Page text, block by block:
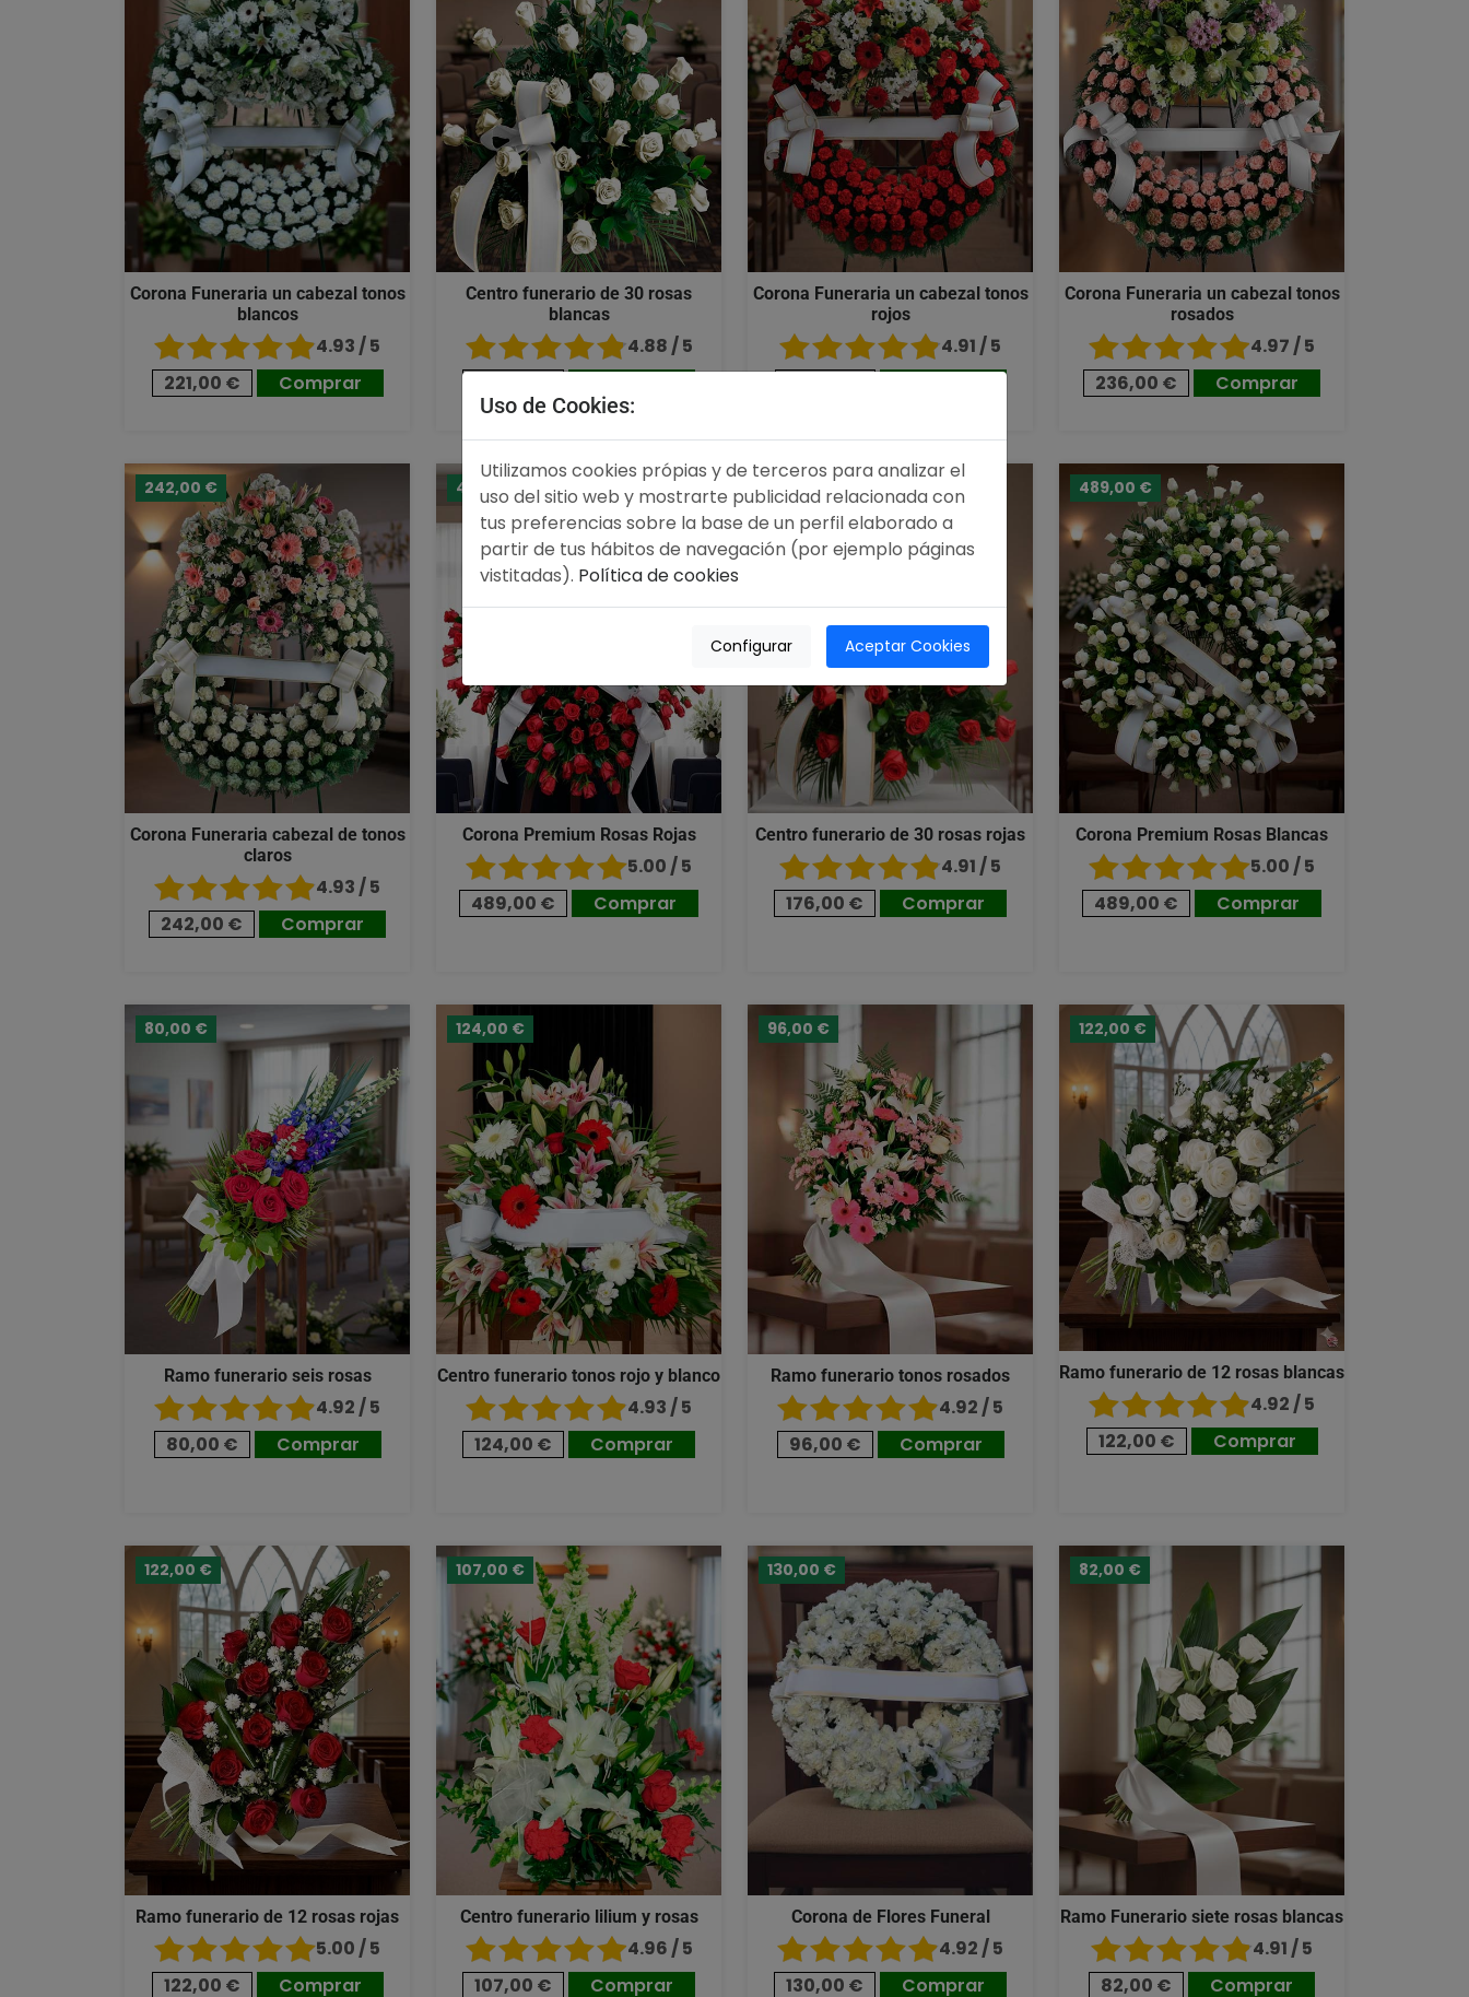
Corona Funeraria un cabezal tonos
blancos
4.93 / 5
221,00 €
Comprar
Centro funerario de 30 rosas
blancas
4.88 / 5
Corona Funeraria un cabezal tonos
rojos
4.91 / 5
Corona Funeraria un cabezal tonos
rosados
4.97 / 5
236,00 €
Comprar
242,00 €
Corona Funeraria cabezal de tonos
claros
4.93 / 5
242,00 €
Comprar
489,00 €
Corona Premium Rosas Rojas
5.00 / 5
489,00 €
Comprar
176,00 €
Centro funerario de 30 rosas rojas
4.91 / 5
176,00 €
Comprar
489,00 €
Corona Premium Rosas Blancas
5.00 / 5
489,00 €
Comprar
80,00 €
Ramo funerario seis rosas
4.92 / 5
80,00 €
Comprar
124,00 €
Centro funerario tonos rojo y blanco
4.93 / 5
124,00 €
Comprar
96,00 €
Ramo funerario tonos rosados
4.92 / 5
96,00 €
Comprar
122,00 €
Ramo funerario de 12 rosas blancas
4.92 / 5
122,00 €
Comprar
122,00 €
Ramo funerario de 12 rosas rojas
5.00 / 5
122,00 €
Comprar
107,00 €
Centro funerario lilium y rosas
4.96 / 5
107,00 €
Comprar
130,00 €
Corona de Flores Funeral
4.92 / 5
130,00 €
Comprar
82,00 €
Ramo Funerario siete rosas blancas
4.91 / 5
82,00 €
Comprar
Uso de Cookies:
Utilizamos cookies própias y de terceros para analizar el
uso del sitio web y mostrarte publicidad relacionada con
tus preferencias sobre la base de un perfil elaborado a
partir de tus hábitos de navegación (por ejemplo páginas
vistitadas). Política de cookies
Configurar Aceptar Cookies